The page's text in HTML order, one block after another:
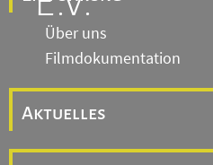
Über uns
Filmdokumentation
Aktuelles